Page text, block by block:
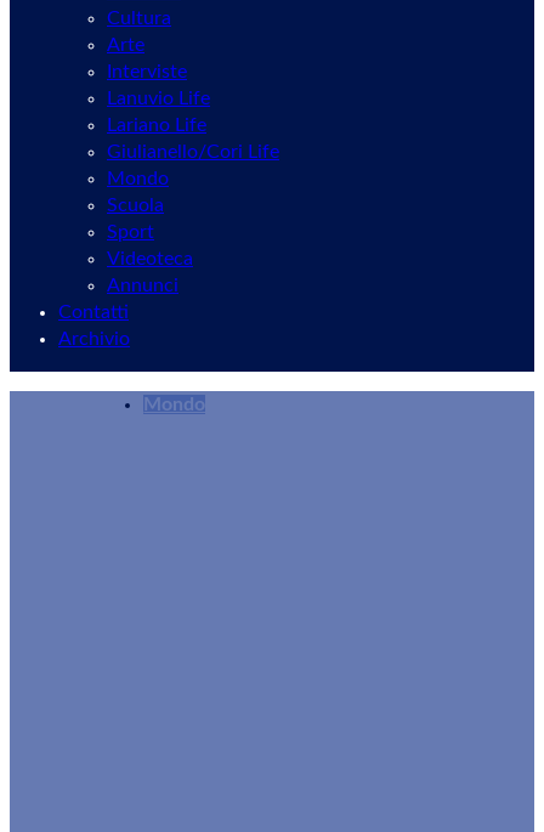
Cultura
Arte
Interviste
Lanuvio Life
Lariano Life
Giulianello/Cori Life
Mondo
Scuola
Sport
Videoteca
Annunci
Contatti
Archivio
Mondo